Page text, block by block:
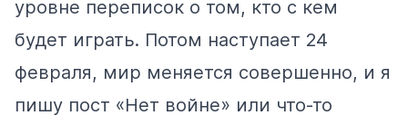
уровне переписок о том, кто с кем
будет играть. Потом наступает 24
февраля, мир меняется совершенно, и я
пишу пост «Нет войне» или что-то